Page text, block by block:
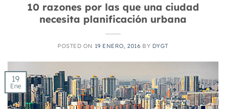
10 razones por las que una ciudad
necesita planificación urbana
POSTED ON 19 ENERO, 2016 BY DYGT
19
Ene